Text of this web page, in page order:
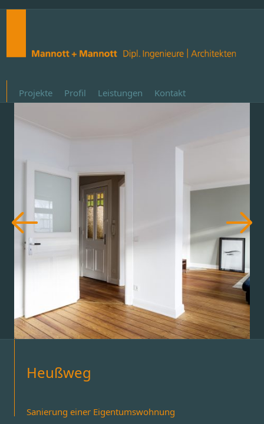
Projekte Profil Leistungen Kontakt
Heußweg
Sanierung einer Eigentumswohnung